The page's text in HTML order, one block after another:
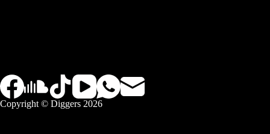
Copyright © Diggers 2026